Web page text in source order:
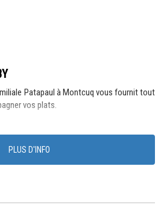
Patapaul à Montcuq vous fournit tout
vos plats.
PLUS D'INFO